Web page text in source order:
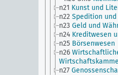
n21 Kunst und
n22 Spedition und
n23 Geld und
n24 Kreditwesen
n25 Börsenwesen
n26
n27